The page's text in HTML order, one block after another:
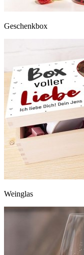
Geschenkbox
Weinglas